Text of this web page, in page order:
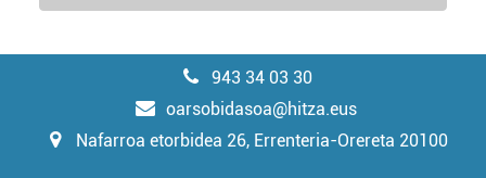
943 34 03 30
oarsobidasoa@hitza.eus
Nafarroa etorbidea 26, Errenteria-Orereta 20100